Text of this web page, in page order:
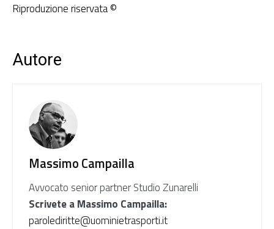
Riproduzione riservata ©
Autore
Massimo Campailla
Avvocato senior partner Studio Zunarelli
Scrivete a Massimo Campailla:
parolediritte@uominietrasporti.it